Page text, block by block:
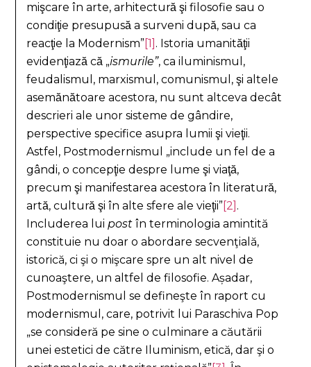
mişcare în arte, arhitectură şi filosofie sau o
condiţie presupusă a surveni după, sau ca
reacţie la Modernism”[1] . Istoria umanităţii
evidenţiază că „ismurile”, ca iluminismul,
feudalismul, marxismul, comunismul, şi altele
asemănătoare acestora, nu sunt altceva decât
descrieri ale unor sisteme de gândire,
perspective specifice asupra lumii şi vieţii.
Astfel, Postmodernismul „include un fel de a
gândi, o concepţie despre lume şi viaţă,
precum şi manifestarea acestora în literatură,
artă, cultură şi în alte sfere ale vieţii”[2] .
Includerea luipostîn terminologia amintită
constituie nu doar o abordare secvenţială,
istorică, ci şi o mişcare spre un alt nivel de
cunoaştere, un altfel de filosofie. Așadar,
Postmodernismul se defineşte în raport cu
modernismul, care, potrivit lui Paraschiva Pop
„se consideră pe sine o culminare a căutării
unei estetici de către Iluminism, etică, dar şi o